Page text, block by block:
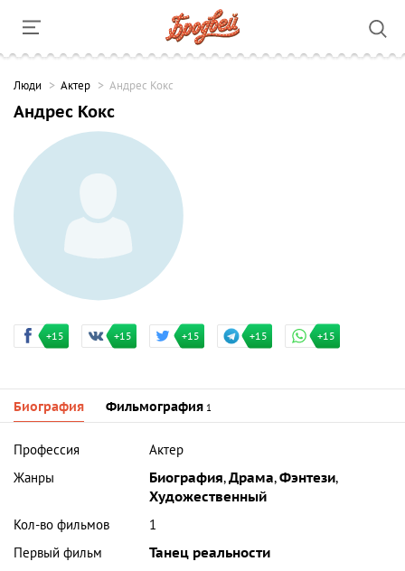
Люди Актер Андрес Кокс
Андрес Кокс
+15 +15 +15 +15 +15
Биография Фильмография 1
Профессия
Актер
Жанры
Биография,Драма,Фэнтези,
Художественный
Кол-во фильмов
1
Первый фильм
Танец реальности